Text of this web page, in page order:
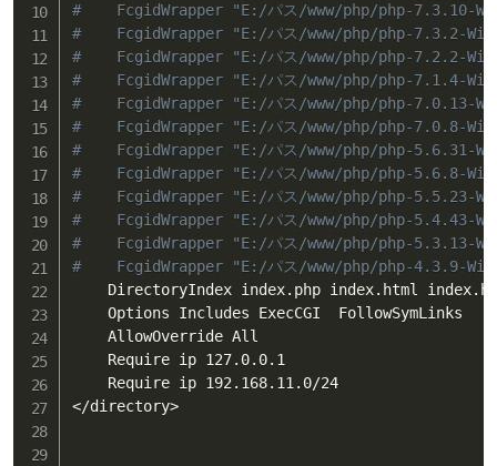
#    FcgidWrapper "E:/パス/www/php/php-7.3.10-
#    FcgidWrapper "E:/パス/www/php/php-7.3.2-
#    FcgidWrapper "E:/パス/www/php/php-7.2.2-
#    FcgidWrapper "E:/パス/www/php/php-7.1.4-
#    FcgidWrapper "E:/パス/www/php/php-7.0.13-
#    FcgidWrapper "E:/パス/www/php/php-7.0.8-
#    FcgidWrapper "E:/パス/www/php/php-5.6.31-
#    FcgidWrapper "E:/パス/www/php/php-5.6.8-
#    FcgidWrapper "E:/パス/www/php/php-5.5.23-
#    FcgidWrapper "E:/パス/www/php/php-5.4.43-
#    FcgidWrapper "E:/パス/www/php/php-5.3.13-
#    FcgidWrapper "E:/パス/www/php/php-4.3.9-
DirectoryIndex index.php index.html
    Options Includes ExecCGI  FollowSymLinks
    AllowOverride All
    Require ip 127.0.0.1
</directory>